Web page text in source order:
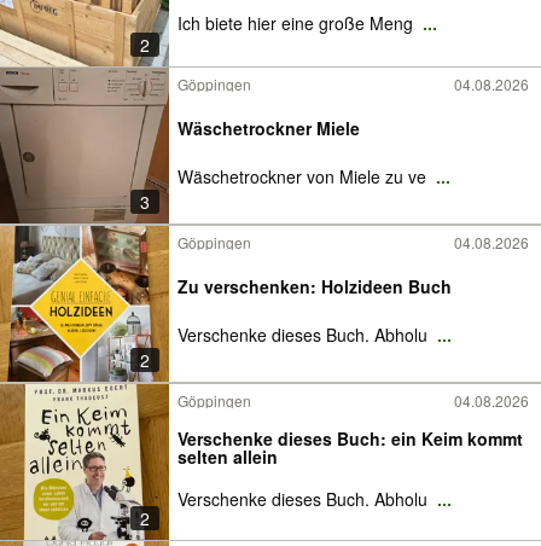
2
Ich biete hier eine große Meng ...
3
Göppingen 04.08.2026
Wäschetrockner Miele
Wäschetrockner von Miele zu ve ...
2
Göppingen 04.08.2026
Zu verschenken: Holzideen Buch
Verschenke dieses Buch. Abholu ...
2
Göppingen 04.08.2026
Verschenke dieses Buch: ein Keim kommt
selten allein
Verschenke dieses Buch. Abholu ...